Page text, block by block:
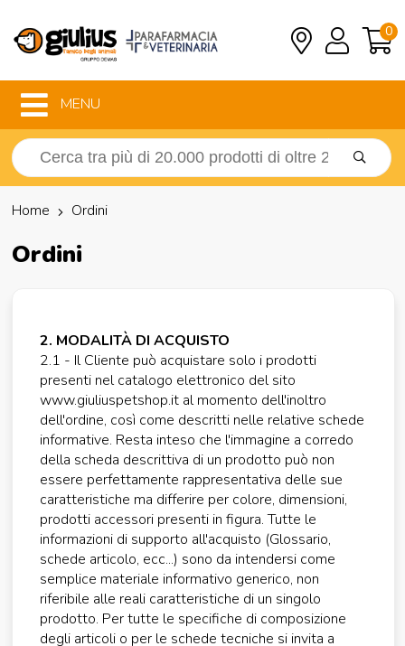
0
MENU
Home Ordini
Ordini
2. MODALITÀ DI ACQUISTO
2.1 - Il Cliente può acquistare solo i prodotti
presenti nel catalogo elettronico del sito
www.giuliuspetshop.it al momento dell'inoltro
dell'ordine, così come descritti nelle relative schede
informative. Resta inteso che l'immagine a corredo
della scheda descrittiva di un prodotto può non
essere perfettamente rappresentativa delle sue
caratteristiche ma differire per colore, dimensioni,
prodotti accessori presenti in figura. Tutte le
informazioni di supporto all'acquisto (Glossario,
schede articolo, ecc...) sono da intendersi come
semplice materiale informativo generico, non
riferibile alle reali caratteristiche di un singolo
prodotto. Per tutte le specifiche di composizione
degli articoli o per le schede tecniche si invita a